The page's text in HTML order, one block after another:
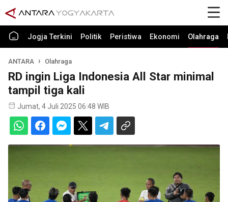
Jogja Terkini Politik Peristiwa Ekonomi Olahraga
ANTARA Olahraga
RD ingin Liga Indonesia All Star minimal
tampil tiga kali
Jumat, 4 Juli 2025 06:48 WIB